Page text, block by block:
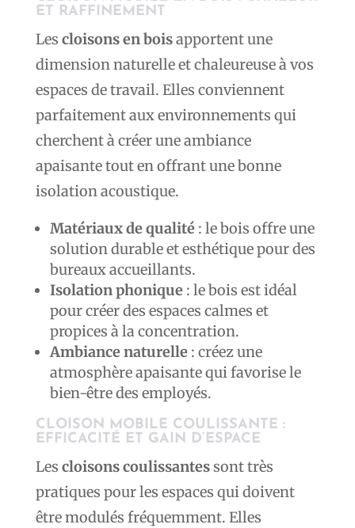
ET RAFFINEMENT
Les cloisons en boisapportent une
dimension naturelle et chaleureuse à vos
espaces de travail. Elles conviennent
parfaitement aux environnements qui
cherchent à créer une ambiance
apaisante tout en offrant une bonne
isolation acoustique.
Matériaux de qualité : le bois offre une
solution durable et esthétique pour des
bureaux accueillants.
Isolation phonique : le bois est idéal
pour créer des espaces calmes et
propices à la concentration.
Ambiance naturelle : créez une
atmosphère apaisante qui favorise le
bien-être des employés.
CLOISON MOBILE COULISSANTE :
EFFICACITÉ ET GAIN D’ESPACE
Les cloisons coulissantessont très
pratiques pour les espaces qui doivent
être modulés fréquemment. Elles